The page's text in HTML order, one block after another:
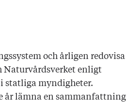
och årligen redovisa
Naturvårdsverket enligt
statliga myndigheter.
år lämna en sammanfattning